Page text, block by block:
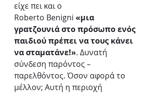
είχε πει και ο
Roberto Benigni «μια
γρατζουνιά στο πρόσωπο ενός
παιδιού πρέπει να τους κάνει
να σταματάνε!». Δυνατή
σύνδεση παρόντος –
παρελθόντος. Όσον αφορά το
μέλλον; Αυτή η περιοχή